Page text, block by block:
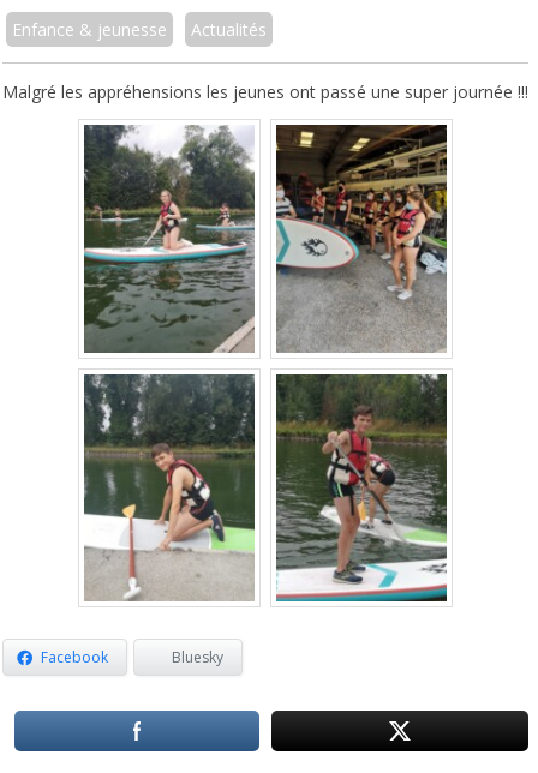
Enfance & jeunesse Actualités
Malgré les appréhensions les jeunes ont passé une super journée !!!
Facebook Bluesky